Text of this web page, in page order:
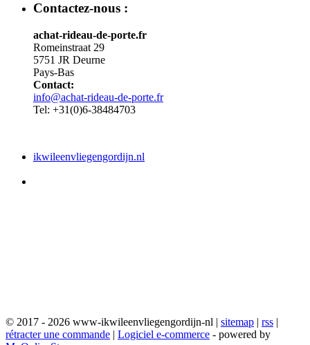
Contactez-nous :
achat-rideau-de-porte.fr
Romeinstraat 29
5751 JR Deurne
Pays-Bas
Contact:
info@achat-rideau-de-porte.fr
Tel: +31(0)6-38484703
ikwileenvliegengordijn.nl
© 2017 - 2026 www-ikwileenvliegengordijn-nl | sitemap | rss |
rétracter une commande | Logiciel e-commerce - powered by